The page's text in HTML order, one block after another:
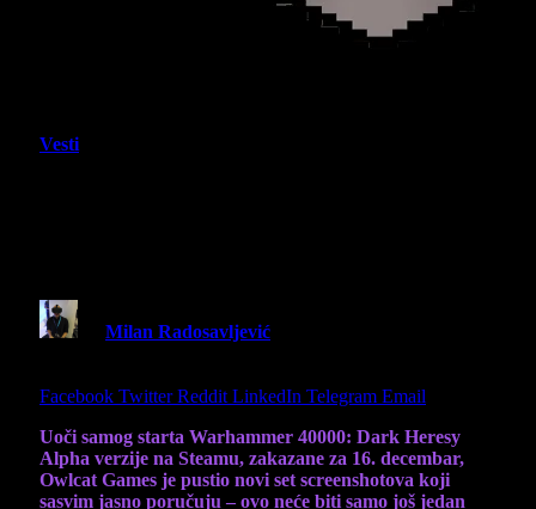
Vesti
Milan Radosavljević
Facebook Twitter Reddit LinkedIn Telegram Email
Uoči samog starta Warhammer 40000: Dark Heresy
Alpha verzije na Steamu, zakazane za 16. decembar,
Owlcat Games je pustio novi set screenshotova koji
sasvim jasno poručuju – ovo neće biti samo još jedan